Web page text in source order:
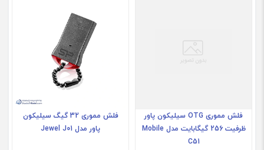
فلش مموری OTG سیلیکون پاور
ظرفیت 256 گیگابایت مدل Mobile
C51
فلش مموری 32 گیگ سیلیکون
پاور مدل Jewel J01